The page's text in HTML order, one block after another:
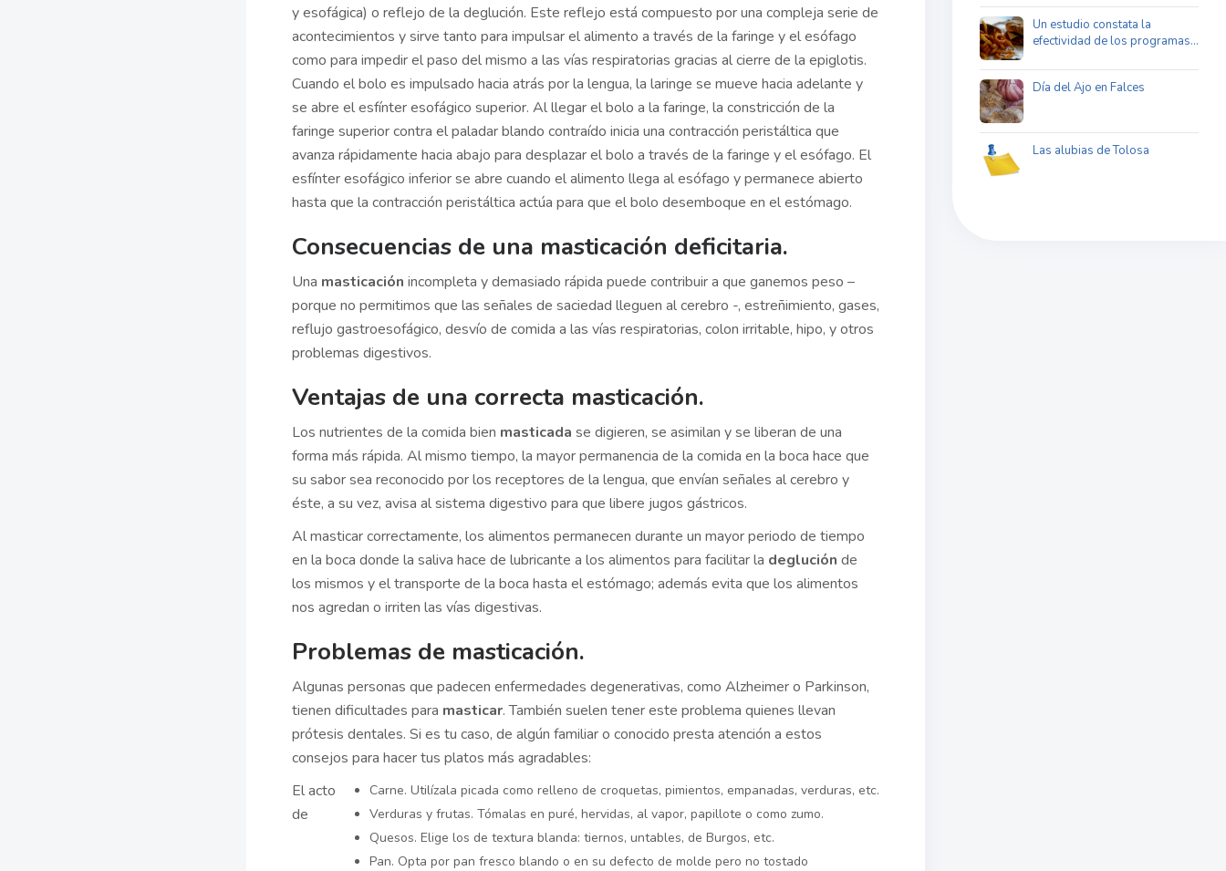
y esofágica) o reflejo de la deglución. Este reflejo está compuesto por una compleja serie de
acontecimientos y sirve tanto para impulsar el alimento a través de la faringe y el esófago
como para impedir el paso del mismo a las vías respiratorias gracias al cierre de la epiglotis.
Cuando el bolo es impulsado hacia atrás por la lengua, la laringe se mueve hacia adelante y
se abre el esfínter esofágico superior. Al llegar el bolo a la faringe, la constricción de la
faringe superior contra el paladar blando contraído inicia una contracción peristáltica que
avanza rápidamente hacia abajo para desplazar el bolo a través de la faringe y el esófago. El
esfínter esofágico inferior se abre cuando el alimento llega al esófago y permanece abierto
hasta que la contracción peristáltica actúa para que el bolo desemboque en el estómago.
Consecuencias de una masticación deficitaria.
Una masticación incompleta y demasiado rápida puede contribuir a que ganemos peso –
porque no permitimos que las señales de saciedad lleguen al cerebro -, estreñimiento, gases,
reflujo gastroesofágico, desvío de comida a las vías respiratorias, colon irritable, hipo, y otros
problemas digestivos.
Ventajas de una correcta masticación.
Los nutrientes de la comida bien masticada se digieren, se asimilan y se liberan de una
forma más rápida. Al mismo tiempo, la mayor permanencia de la comida en la boca hace que
su sabor sea reconocido por los receptores de la lengua, que envían señales al cerebro y
éste, a su vez, avisa al sistema digestivo para que libere jugos gástricos.
Al masticar correctamente, los alimentos permanecen durante un mayor periodo de tiempo
en la boca donde la saliva hace de lubricante a los alimentos para facilitar la deglución de
los mismos y el transporte de la boca hasta el estómago; además evita que los alimentos
nos agredan o irriten las vías digestivas.
Problemas de masticación.
Algunas personas que padecen enfermedades degenerativas, como Alzheimer o Parkinson,
tienen dificultades para masticar. También suelen tener este problema quienes llevan
prótesis dentales. Si es tu caso, de algún familiar o conocido presta atención a estos
consejos para hacer tus platos más agradables:
Carne. Utilízala picada como relleno de croquetas, pimientos, empanadas, verduras, etc.
Verduras y frutas. Tómalas en puré, hervidas, al vapor, papillote o como zumo.
Quesos. Elige los de textura blanda: tiernos, untables, de Burgos, etc.
Pan. Opta por pan fresco blando o en su defecto de molde pero no tostado
El acto
de
Un estudio constata la
efectividad de los programas…
Día del Ajo en Falces
Las alubias de Tolosa